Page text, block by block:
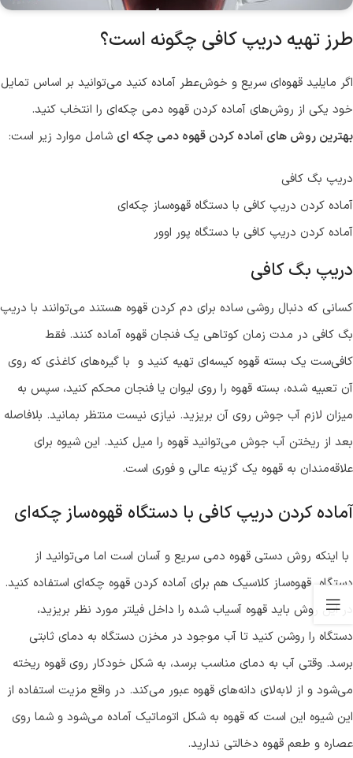
طرز تهیه دریپ کافی چگونه است؟
اگر مایلید قهوه‌ای سریع و خوش‌عطر آماده کنید می‌توانید بر اساس تمایل
خود یکی از روش‌های آماده کردن قهوه دمی چکه‌ای را انتخاب کنید.
بهترین روش های آماده کردن قهوه دمی چکه ای شامل موارد زیر است:
دریپ بگ کافی
آماده کردن دریپ کافی با دستگاه قهوه‌ساز چکه‌ای
آماده کردن دریپ کافی با دستگاه پور اوور
دریپ بگ کافی
کسانی که دنبال روشی ساده برای دم کردن قهوه هستند می‌توانند با دریپ
بگ کافی در مدت زمان کوتاهی یک فنجان قهوه آماده کنند. فقط
کافی‌ست یک بسته قهوه کیسه‌ای تهیه کنید و با گیره‌های کاغذی که روی
آن تعبیه شده، بسته قهوه را روی لیوان یا فنجان محکم کنید، سپس به
میزان لازم آب جوش روی آن بریزید. نیازی نیست منتظر بمانید. بلافاصله
بعد از ریختن آب جوش می‌توانید قهوه را میل کنید. این شیوه برای
علاقه‌مندان به قهوه یک گزینه عالی و فوری است.
آماده کردن دریپ کافی با دستگاه قهوه‌ساز چکه‌ای
با اینکه روش دستی قهوه دمی سریع و آسان است اما می‌توانید از
دستگاه قهوه‌ساز کلاسیک هم برای آماده کردن قهوه چکه‌ای استفاده کنید.
در این روش باید قهوه آسیاب شده را داخل فیلتر مورد نظر بریزید،
دستگاه را روشن کنید تا آب موجود در مخزن دستگاه به دمای ثابتی
برسد. وقتی آب به دمای مناسب برسد، به شکل خودکار روی قهوه ریخته
می‌شود و از لابه‌لای دانه‌های قهوه عبور می‌کند. در واقع مزیت استفاده از
این شیوه این است که قهوه به شکل اتوماتیک آماده می‌شود و شما روی
عصاره و طعم قهوه دخالتی ندارید.